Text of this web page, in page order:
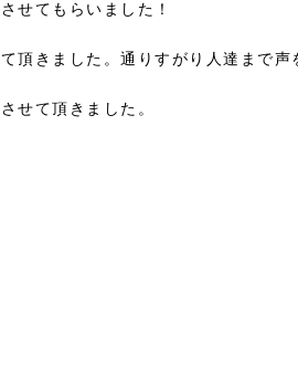
せてもらいました！
頂きました。通りすがり人達まで声
せて頂きました。